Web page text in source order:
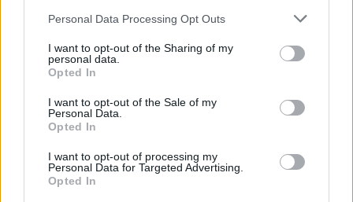
Personal Data Processing Opt Outs
I want to opt-out of the Sharing of my
personal data.
Opted In
I want to opt-out of the Sale of my
Personal Data.
Opted In
I want to opt-out of processing my
Personal Data for Targeted Advertising.
Opted In